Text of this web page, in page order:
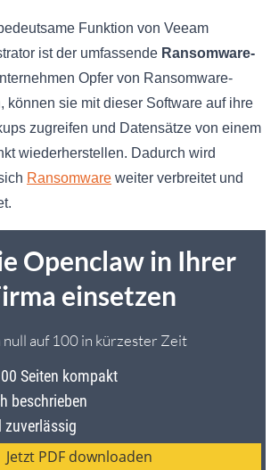
Funktion von Veeam
ist der umfassende Ransomware-
Opfer von Ransomware-
können sie mit dieser Software auf ihre
zugreifen und Datensätze von einem
wiederherstellen. Dadurch wird
Ransomware weiter verbreitet und